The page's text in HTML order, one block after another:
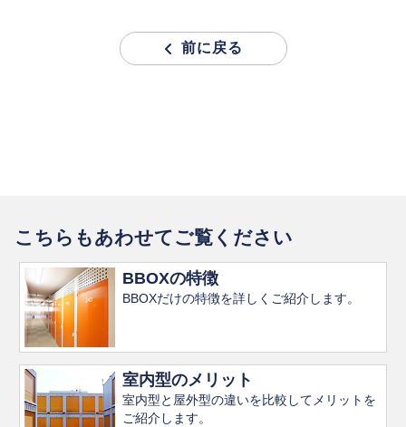
前に戻る
こちらもあわせてご覧ください
BBOXの特徴
BBOXだけの特徴を詳しくご紹介します。
室内型のメリット
室内型と屋外型の違いを比較してメリットを
ご紹介します。